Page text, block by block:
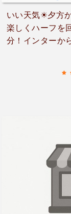
いい天気☀夕方
楽しくハーフを
分！インターか
っかりされてい